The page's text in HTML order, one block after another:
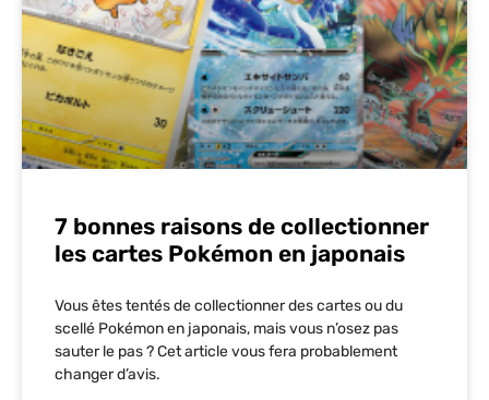
7 bonnes raisons de collectionner
les cartes Pokémon en japonais
Vous êtes tentés de collectionner des cartes ou du
scellé Pokémon en japonais, mais vous n’osez pas
sauter le pas ? Cet article vous fera probablement
changer d’avis.